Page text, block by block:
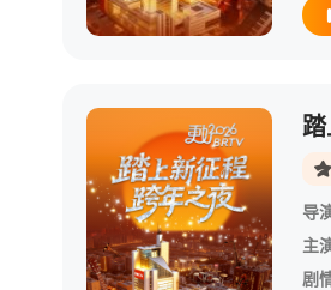
导
主
剧